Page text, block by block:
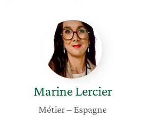
Marine
Lercier
Marine Lercier
Métier– Espagne